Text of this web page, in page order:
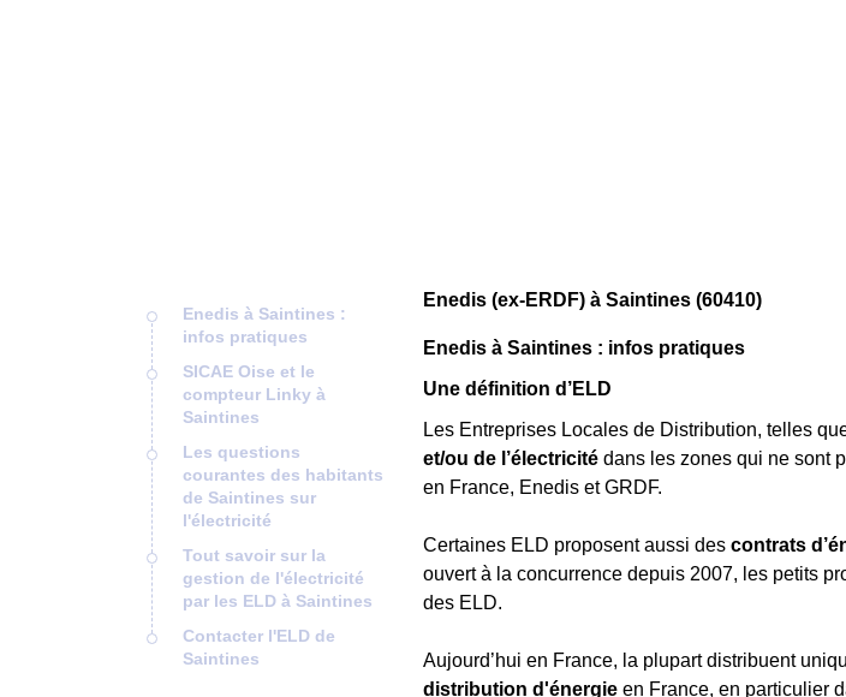
Enedis à Saintines :
infos pratiques
SICAE Oise et le
compteur Linky à
Saintines
Les questions
courantes des habitants
de Saintines sur
l'électricité
Tout savoir sur la
gestion de l'électricité
par les ELD à Saintines
Contacter l'ELD de
Saintines
Enedis (ex-ERDF) à Saintines (60410)
Enedis à Saintines : infos pratiques
Une définition d’ELD
Les Entreprises Locales de Distribution, telles
et/ou de l’électricité dans les zones qui ne sont
en France, Enedis et GRDF.
Certaines ELD proposent aussi des contrats
ouvert à la concurrence depuis 2007, les petits
des ELD.
Aujourd’hui en France, la plupart distribuent
distribution d'énergie en France, en particulier